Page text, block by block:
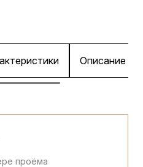
Описание
проёма